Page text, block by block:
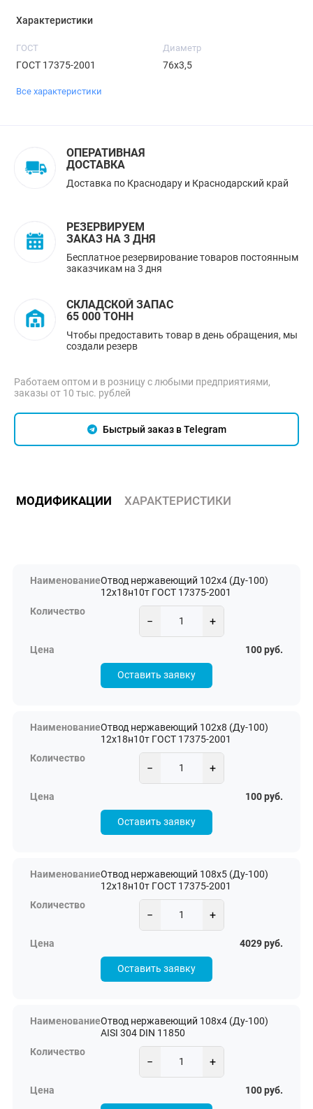
Характеристики
ГОСТ
ГОСТ 17375-2001
Диаметр
76х3,5
Все характеристики
ОПЕРАТИВНАЯ
ДОСТАВКА
Доставка по Краснодару и Краснодарский край
РЕЗЕРВИРУЕМ
ЗАКАЗ НА 3 ДНЯ
Бесплатное резервирование товаров постоянным
заказчикам на 3 дня
СКЛАДСКОЙ ЗАПАС
65 000 ТОНН
Чтобы предоставить товар в день обращения, мы
создали резерв
Работаем оптом и в розницу с любыми предприятиями,
заказы от 10 тыс. рублей
Быстрый заказ в Telegram
МОДИФИКАЦИИ ХАРАКТЕРИСТИКИ
Отвод нержавеющий 102х4 (Ду-100)
12х18н10т ГОСТ 17375-2001
− +
100 руб.
Оставить заявку
Отвод нержавеющий 102х8 (Ду-100)
12х18н10т ГОСТ 17375-2001
− +
100 руб.
Оставить заявку
Отвод нержавеющий 108х5 (Ду-100)
12х18н10т ГОСТ 17375-2001
− +
4029 руб.
Оставить заявку
Отвод нержавеющий 108х4 (Ду-100)
AISI 304 DIN 11850
− +
100 руб.